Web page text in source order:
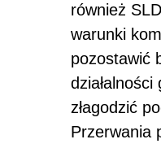
również
warunki
pozostawić
złagodzić
Przerwania